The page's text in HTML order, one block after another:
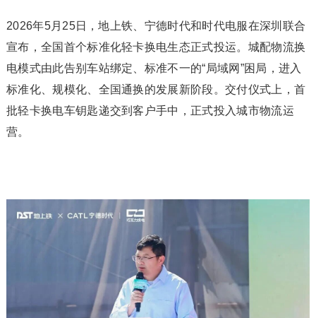
2026年5月25日，地上铁、宁德时代和时代电服在深圳联合
宣布，全国首个标准化轻卡换电生态正式投运。城配物流换
电模式由此告别车站绑定、标准不一的“局域网”困局，进入
标准化、规模化、全国通换的发展新阶段。交付仪式上，首
批轻卡换电车钥匙递交到客户手中，正式投入城市物流运
营。